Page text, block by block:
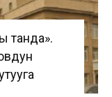
танда».